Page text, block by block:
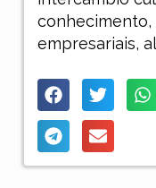
empresariais,